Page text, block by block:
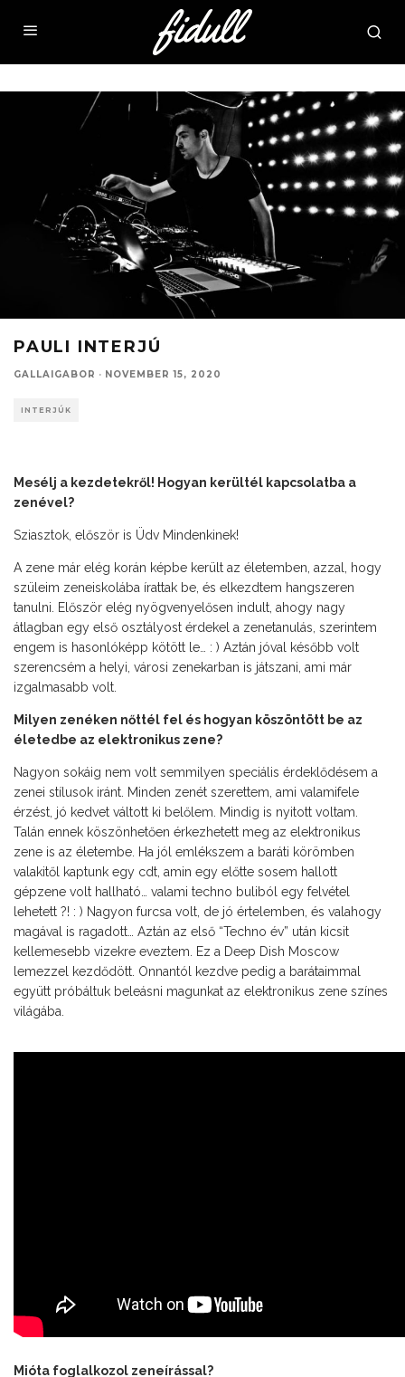
PAULI INTERJÚ
GALLAIGABOR · NOVEMBER 15, 2020
INTERJÚK
Mesélj a kezdetekről! Hogyan kerültél kapcsolatba a
zenével?
Sziasztok, először is Üdv Mindenkinek!
A zene már elég korán képbe került az életemben, azzal, hogy
szüleim zeneiskolába írattak be, és elkezdtem hangszeren
tanulni. Először elég nyögvenyelősen indult, ahogy nagy
átlagban egy első osztályost érdekel a zenetanulás, szerintem
engem is hasonlóképp kötött le… : ) Aztán jóval később volt
szerencsém a helyi, városi zenekarban is játszani, ami már
izgalmasabb volt.
Milyen zenéken nőttél fel és hogyan köszöntött be az
életedbe az elektronikus zene?
Nagyon sokáig nem volt semmilyen speciális érdeklődésem a
zenei stílusok iránt. Minden zenét szerettem, ami valamifele
érzést, jó kedvet váltott ki belőlem. Mindig is nyitott voltam.
Talán ennek köszönhetően érkezhetett meg az elektronikus
zene is az életembe. Ha jól emlékszem a baráti körömben
valakitől kaptunk egy cdt, amin egy előtte sosem hallott
gépzene volt hallható… valami techno buliból egy felvétel
lehetett ?! : ) Nagyon furcsa volt, de jó értelemben, és valahogy
magával is ragadott… Aztán az első “Techno év” után kicsit
kellemesebb vizekre eveztem. Ez a Deep Dish Moscow
lemezzel kezdődött. Onnantól kezdve pedig a barátaimmal
együtt próbáltuk beleásni magunkat az elektronikus zene színes
világába.
Mióta foglalkozol zeneírással?